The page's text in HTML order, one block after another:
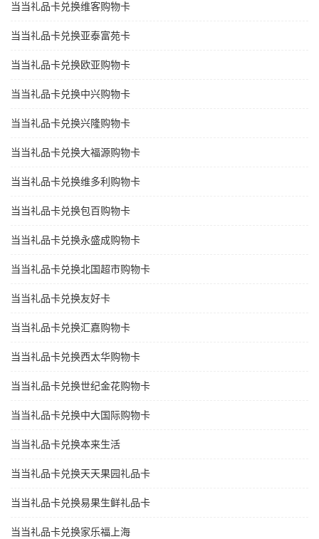
当当礼品卡兑换维客购物卡
当当礼品卡兑换亚泰富苑卡
当当礼品卡兑换欧亚购物卡
当当礼品卡兑换中兴购物卡
当当礼品卡兑换兴隆购物卡
当当礼品卡兑换大福源购物卡
当当礼品卡兑换维多利购物卡
当当礼品卡兑换包百购物卡
当当礼品卡兑换永盛成购物卡
当当礼品卡兑换北国超市购物卡
当当礼品卡兑换友好卡
当当礼品卡兑换汇嘉购物卡
当当礼品卡兑换西太华购物卡
当当礼品卡兑换世纪金花购物卡
当当礼品卡兑换中大国际购物卡
当当礼品卡兑换本来生活
当当礼品卡兑换天天果园礼品卡
当当礼品卡兑换易果生鲜礼品卡
当当礼品卡兑换家乐福上海